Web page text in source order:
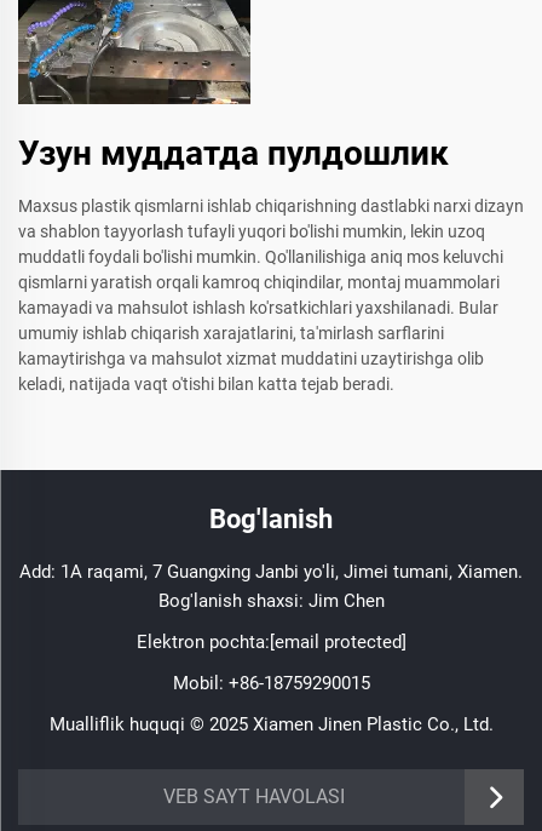
Узун муддатда пулдошлик
Maxsus plastik qismlarni ishlab chiqarishning dastlabki narxi dizayn
va shablon tayyorlash tufayli yuqori bo'lishi mumkin, lekin uzoq
muddatli foydali bo'lishi mumkin. Qo'llanilishiga aniq mos keluvchi
qismlarni yaratish orqali kamroq chiqindilar, montaj muammolari
kamayadi va mahsulot ishlash ko'rsatkichlari yaxshilanadi. Bular
umumiy ishlab chiqarish xarajatlarini, ta'mirlash sarflarini
kamaytirishga va mahsulot xizmat muddatini uzaytirishga olib
keladi, natijada vaqt o'tishi bilan katta tejab beradi.
Bog'lanish
Add: 1A raqami, 7 Guangxing Janbi yo'li, Jimei tumani, Xiamen.
Bog'lanish shaxsi: Jim Chen
Elektron pochta:[email protected]
Mobil: +86-18759290015
Mualliflik huquqi © 2025 Xiamen Jinen Plastic Co., Ltd.
VEB SAYT HAVOLASI
https://www.jinenplastic.com/service